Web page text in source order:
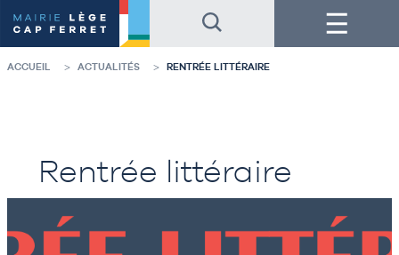
au
contenu
de
la
au
pied
de
page
Menu
ACCUEIL ACTUALITÉS RENTRÉE LITTÉRAIRE
Rentrée littéraire